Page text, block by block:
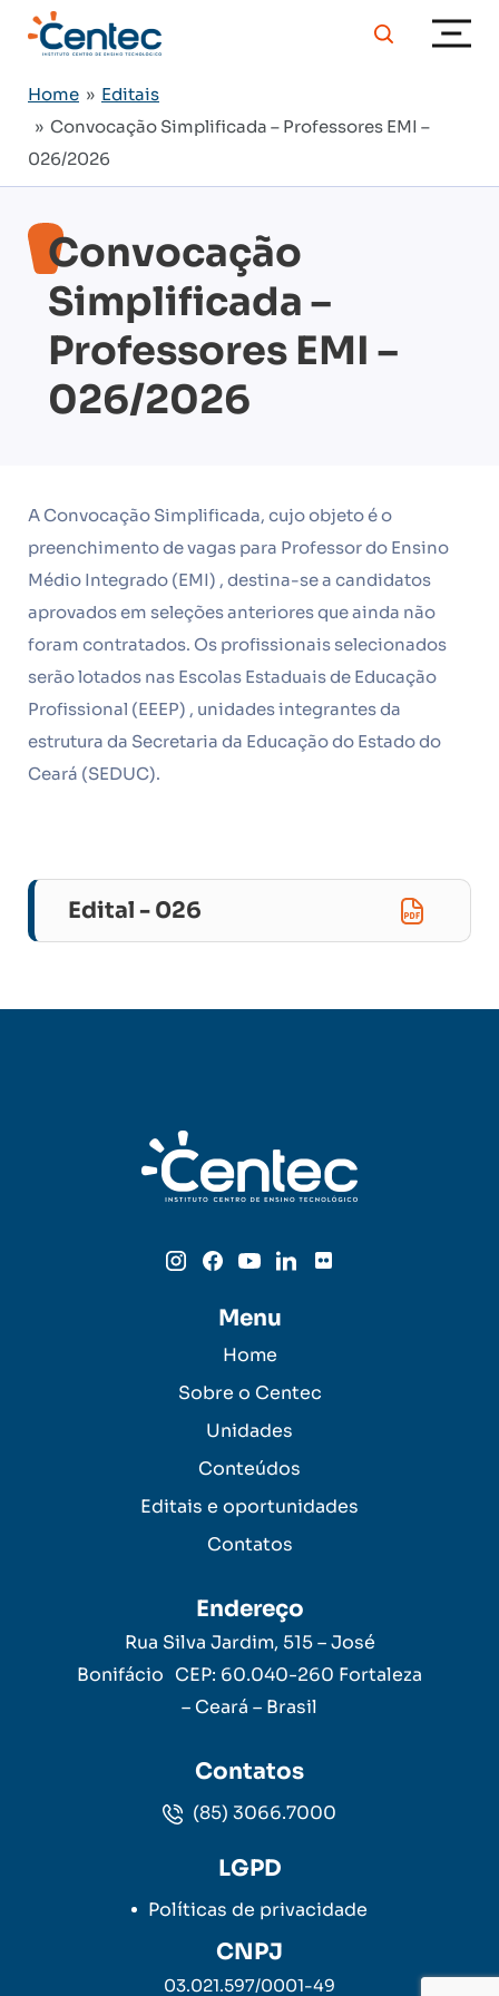
Home » Editais
» Convocação Simplificada – Professores EMI –
026/2026
Convocação
Simplificada –
Professores EMI –
026/2026
A Convocação Simplificada, cujo objeto é o
preenchimento de vagas para Professor do Ensino
Médio Integrado (EMI) , destina-se a candidatos
aprovados em seleções anteriores que ainda não
foram contratados. Os profissionais selecionados
serão lotados nas Escolas Estaduais de Educação
Profissional (EEEP) , unidades integrantes da
estrutura da Secretaria da Educação do Estado do
Ceará (SEDUC).
Edital - 026
Menu
Home
Sobre o Centec
Unidades
Conteúdos
Editais e oportunidades
Contatos
Endereço
Rua Silva Jardim, 515 – José
Bonifácio CEP: 60.040-260 Fortaleza
– Ceará – Brasil
Contatos
(85) 3066.7000
LGPD
Políticas de privacidade
CNPJ
03.021.597/0001-49